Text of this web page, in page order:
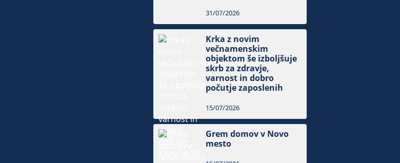
31/07/2026
Krka z novim
večnamenskim
objektom še izboljšuje
skrb za zdravje,
varnost in dobro
počutje zaposlenih
15/07/2026
Grem domov v Novo
mesto